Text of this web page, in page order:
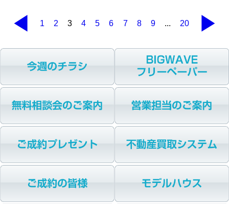
◀ 1 2 3 4 5 6 7 8 9 ... 20 ▶